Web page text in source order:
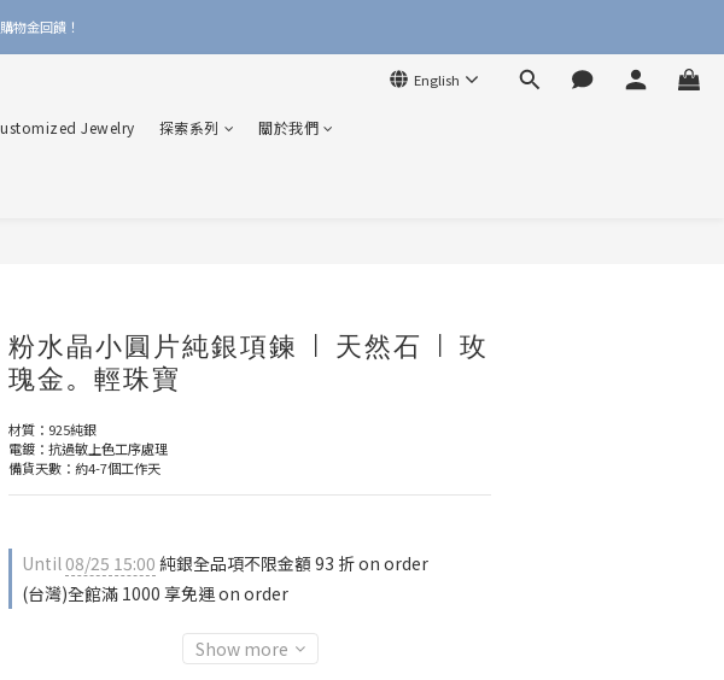
物金回饋！
物金回饋！
物金回饋！
English
Jewelry 探索系列 關於我們
粉水晶小圓片純銀項鍊 | 天然石 | 玫
瑰金。輕珠寶
材質：925純銀
電鍍：抗過敏上色工序處理
備貨天數：約4-7個工作天
Until08/25 15:00 純銀全品項不限金額 93 折 on order
(台灣)全館滿 1000 享免運 on order
Show more